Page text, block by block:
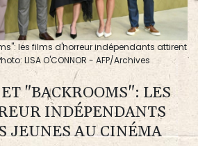
les films d'horreur indépendants attirent
LISA O'CONNOR - AFP/Archives
"BACKROOMS": LES
INDÉPENDANTS
JEUNES AU CINÉMA